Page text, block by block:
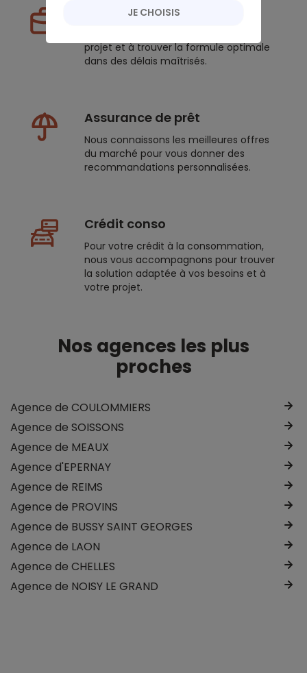
Prêt professionnel
projet et à trouver la formule optimale
dans des délais maîtrisés.
Assurance de prêt
Nous connaissons les meilleures offres
du marché pour vous donner des
recommandations personnalisées.
Crédit conso
Pour votre crédit à la consommation,
nous vous accompagnons pour trouver
la solution adaptée à vos besoins et à
votre projet.
Nos agences les plus
proches
Agence de COULOMMIERS
Agence de SOISSONS
Agence de MEAUX
Agence d'EPERNAY
Agence de REIMS
Agence de PROVINS
Agence de BUSSY SAINT GEORGES
Agence de LAON
Agence de CHELLES
Agence de NOISY LE GRAND
JE CHOISIS